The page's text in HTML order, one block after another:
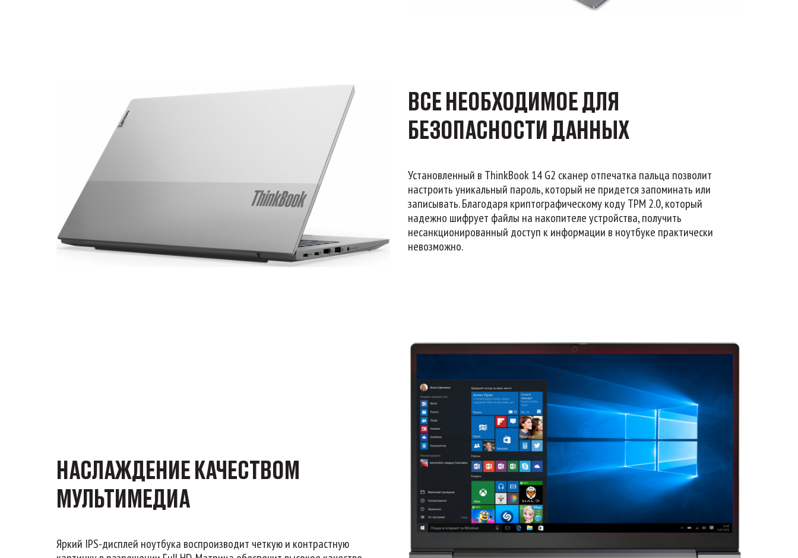
ВСЕ НЕОБХОДИМОЕ ДЛЯ
БЕЗОПАСНОСТИ ДАННЫХ
Установленный в ThinkBook 14 G2 сканер отпечатка пальца позволит
настроить уникальный пароль, который не придется запоминать или
записывать. Благодаря криптографическому коду TPM 2.0, который
надежно шифрует файлы на накопителе устройства, получить
несанкционированный доступ к информации в ноутбуке практически
невозможно.
НАСЛАЖДЕНИЕ КАЧЕСТВОМ
МУЛЬТИМЕДИА
Яркий IPS-дисплей ноутбука воспроизводит четкую и контрастную